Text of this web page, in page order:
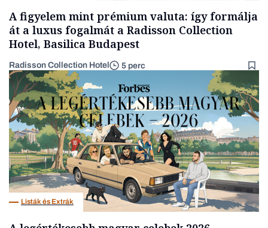
A figyelem mint prémium valuta: így formálja
át a luxus fogalmát a Radisson Collection
Hotel, Basilica Budapest
Radisson Collection Hotel 5 perc
Listák és Extrák